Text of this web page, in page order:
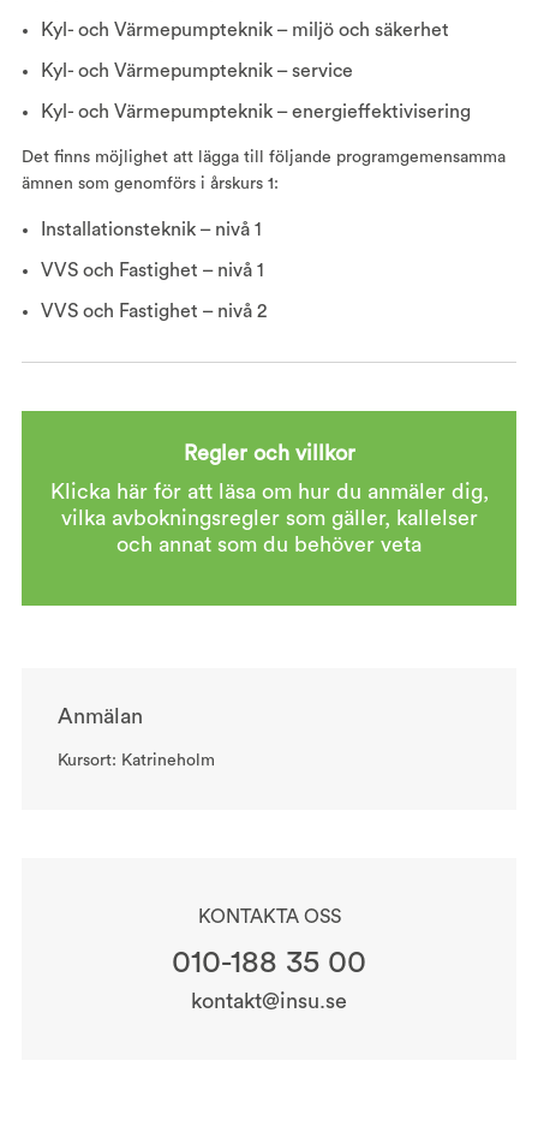
Kyl- och Värmepumpteknik – miljö och säkerhet
Kyl- och Värmepumpteknik – service
Kyl- och Värmepumpteknik – energieffektivisering
Det finns möjlighet att lägga till följande programgemensamma
ämnen som genomförs i årskurs 1:
Installationsteknik – nivå 1
VVS och Fastighet – nivå 1
VVS och Fastighet – nivå 2
Regler och villkor
Klicka här för att läsa om hur du anmäler dig,
vilka avbokningsregler som gäller, kallelser
och annat som du behöver veta
Anmälan
Kursort: Katrineholm
KONTAKTA OSS
010-188 35 00
kontakt@insu.se